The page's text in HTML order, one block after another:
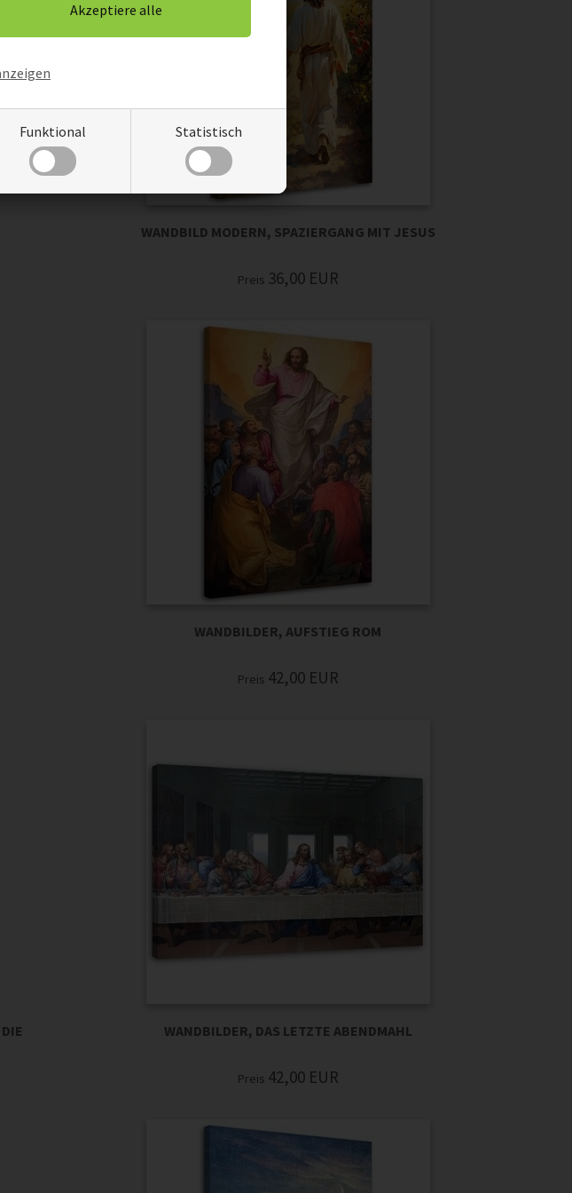
Funktional Statistisch
WANDBILD MODERN, SPAZIERGANG MIT JESUS
Preis 36,00 EUR
WANDBILDER, AUFSTIEG ROM
Preis 42,00 EUR
WANDBILDER, DAS LETZTE ABENDMAHL
Preis 42,00 EUR